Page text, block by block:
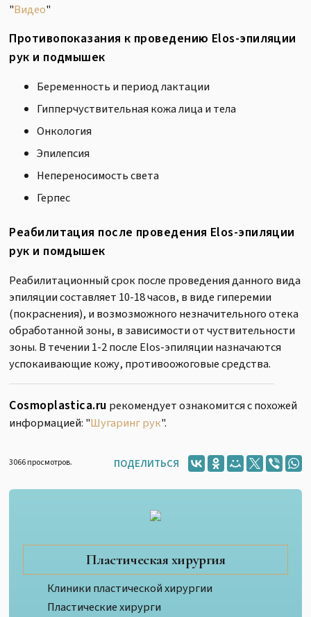
"Видео"
Противопоказания к проведению Elos-эпиляции
рук и подмышек
Беременность и период лактации
Гипперчуствительная кожа лица и тела
Онкология
Эпилепсия
Непереносимость света
Герпес
Реабилитация после проведения Elos-эпиляции
рук и помдышек
Реабилитационный срок после проведения данного вида
эпиляции составляет 10-18 часов, в виде гиперемии
(покраснения), и возмозможного незначительного отека
обработанной зоны, в зависимости от чуствительности
зоны. В течении 1-2 после Elos-эпиляции назначаются
успокаивающие кожу, противоожоговые средства.
Cosmoplastica.ru рекомендует ознакомится с похожей
информацией: "Шугаринг рук".
3066просмотров. ПОДЕЛИТЬСЯ
Пластическая хирургия
Клиники пластической хирургии
Пластические хирурги